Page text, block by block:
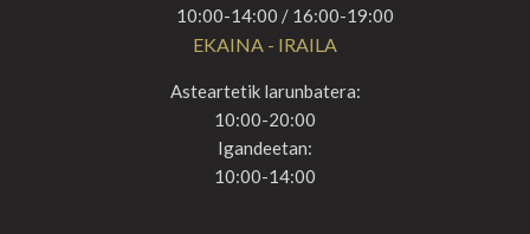
10:00-14:00 / 16:00-19:00
EKAINA - IRAILA
Asteartetik larunbatera:
10:00-20:00
Igandeetan:
10:00-14:00